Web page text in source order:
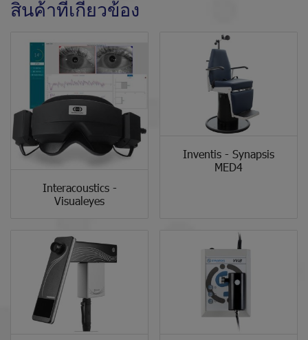
สินค้าที่เกี่ยวข้อง
Interacoustics -
Visualeyes
Inventis - Synapsis
MED4